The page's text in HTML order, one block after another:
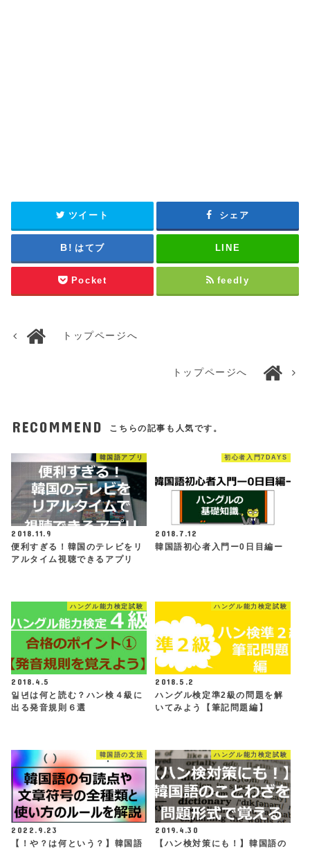
ツイート シェア
はてブ LINE
Pocket feedly
トップページへ
トップページへ
RECOMMEND こちらの記事も人気です。
韓国語アプリ
2018.11.9
便利すぎる！韓国のテレビをリ
アルタイム視聴できるアプリ
初心者入門7DAYS
2018.7.12
韓国語初心者入門ー0日目編ー
ハングル能力検定試験
2018.4.5
일년は何と読む？ハン検４級に
出る発音規則６選
ハングル能力検定試験
2018.5.2
ハングル検定準2級の問題を解
いてみよう【筆記問題編】
韓国語の文法
2022.9.23
【！や？は何という？】韓国語
ハングル能力検定試験
2019.4.30
【ハン検対策にも！】韓国語の